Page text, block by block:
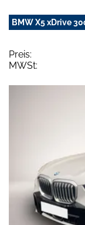
BMW X5 xDrive
Preis:
MWSt: